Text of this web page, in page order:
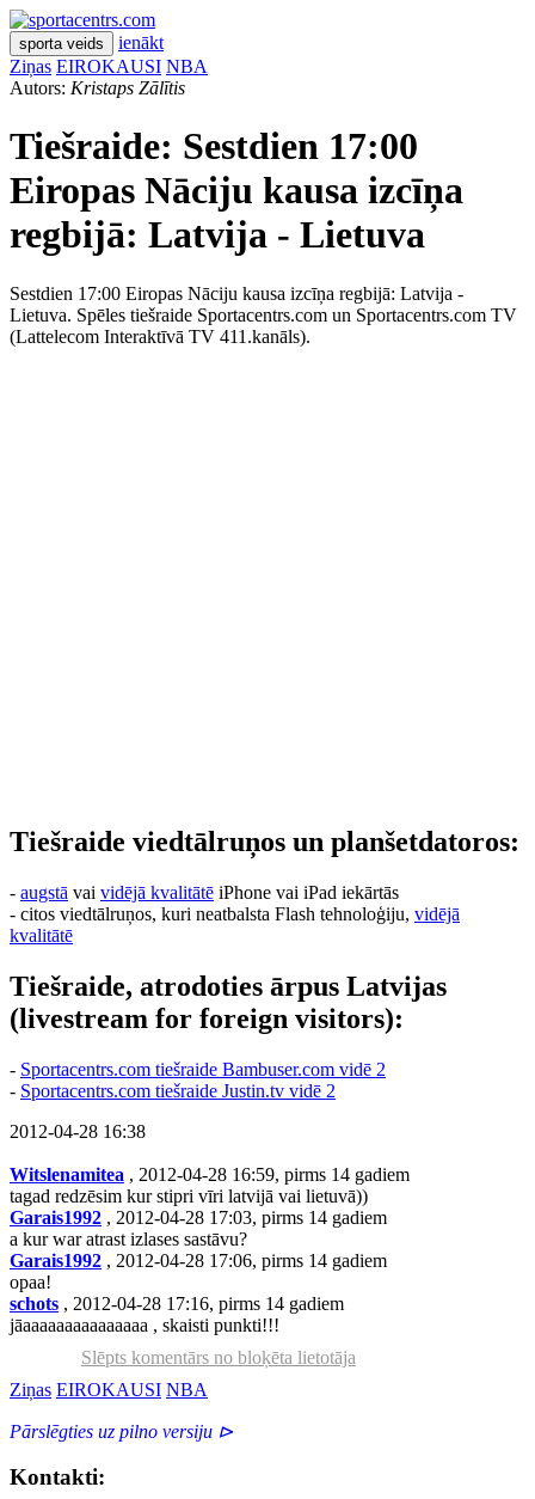
sporta veids
ienākt
Ziņas EIROKAUSI NBA
Autors: Kristaps Zālītis
Tiešraide: Sestdien 17:00
Eiropas Nāciju kausa izcīņa
regbijā: Latvija - Lietuva
Sestdien 17:00 Eiropas Nāciju kausa izcīņa regbijā: Latvija -
Lietuva. Spēles tiešraide Sportacentrs.com un Sportacentrs.com TV
(Lattelecom Interaktīvā TV 411.kanāls).
Tiešraide viedtālruņos un planšetdatoros:
- augstā vai vidējā kvalitātē iPhone vai iPad iekārtās
- citos viedtālruņos, kuri neatbalsta Flash tehnoloģiju, vidējā
kvalitātē
Tiešraide, atrodoties ārpus Latvijas
(livestream for foreign visitors):
- Sportacentrs.com tiešraide Bambuser.com vidē 2
- Sportacentrs.com tiešraide Justin.tv vidē 2
2012-04-28 16:38
Witslenamitea , 2012-04-28 16:59, pirms 14 gadiem
tagad redzēsim kur stipri vīri latvijā vai lietuvā))
Garais1992 , 2012-04-28 17:03, pirms 14 gadiem
a kur war atrast izlases sastāvu?
Garais1992 , 2012-04-28 17:06, pirms 14 gadiem
opaa!
schots , 2012-04-28 17:16, pirms 14 gadiem
jāaaaaaaaaaaaaaaa , skaisti punkti!!!
Slēpts komentārs no bloķēta lietotāja
Ziņas EIROKAUSI NBA
Pārslēgties uz pilno versiju ⊳
Kontakti: